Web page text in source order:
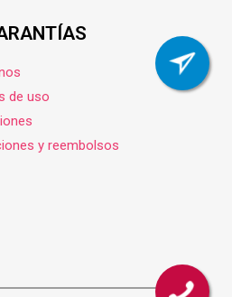
de uso
y reembolsos